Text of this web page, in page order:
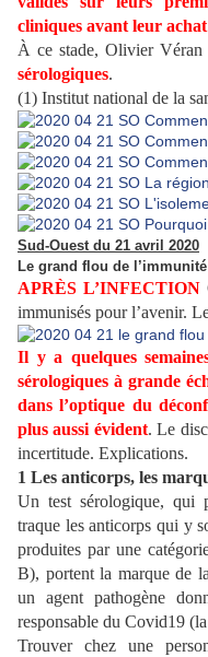
cliniques avant leur achat
À ce stade, Olivier Véran
sérologiques.
(1) Institut national de la
Sud-Ouest du 21 avril 2020
Le grand flou de l’immunité
APRÈS L’INFECTION
immunisés pour l’avenir.
Il y a quelques
sérologiques à grande
dans l’optique du
plus aussi évident. Le
incertitude. Explications.
1 Les anticorps, les
Un test sérologique, qui
traque les anticorps qui y
produites par une
B), portent la marque de
un agent pathogène
responsable du Covid19
Trouver chez une